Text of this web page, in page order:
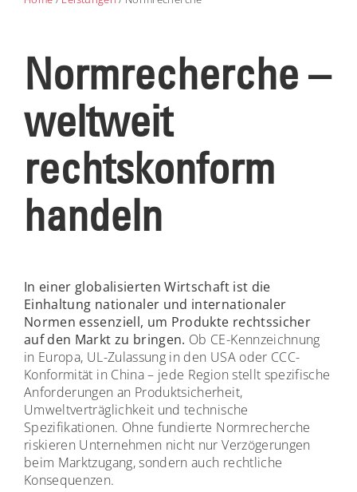
Normrecherche –
weltweit
rechtskonform
handeln
In einer globalisierten Wirtschaft ist die
Einhaltung nationaler und internationaler
Normen essenziell, um Produkte rechtssicher
auf den Markt zu bringen. Ob CE-Kennzeichnung
in Europa, UL-Zulassung in den USA oder CCC-
Konformität in China – jede Region stellt spezifische
Anforderungen an Produktsicherheit,
Umweltverträglichkeit und technische
Spezifikationen. Ohne fundierte Normrecherche
riskieren Unternehmen nicht nur Verzögerungen
beim Marktzugang, sondern auch rechtliche
Konsequenzen.